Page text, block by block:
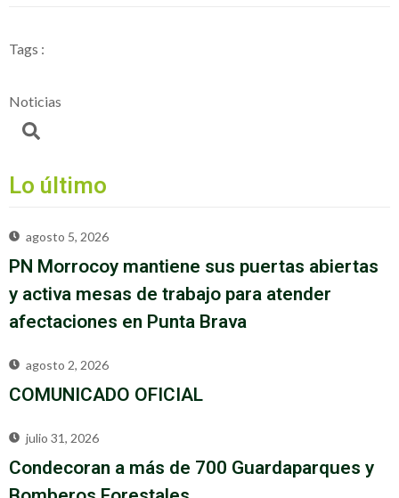
Tags :
Noticias
Lo último
agosto 5, 2026
PN Morrocoy mantiene sus puertas abiertas
y activa mesas de trabajo para atender
afectaciones en Punta Brava
agosto 2, 2026
COMUNICADO OFICIAL
julio 31, 2026
Condecoran a más de 700 Guardaparques y